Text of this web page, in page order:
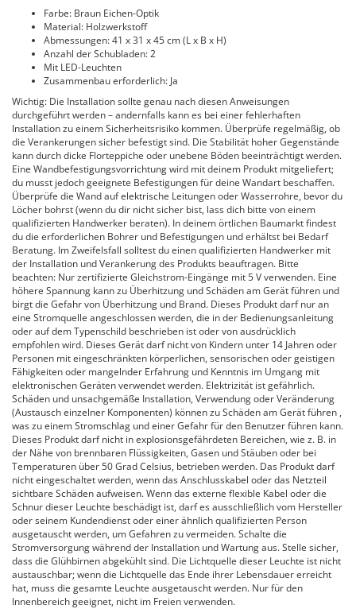
Farbe: Braun Eichen-Optik
Material: Holzwerkstoff
Abmessungen: 41 x 31 x 45 cm (L x B x H)
Anzahl der Schubladen: 2
Mit LED-Leuchten
Zusammenbau erforderlich: Ja
Wichtig: Die Installation sollte genau nach diesen Anweisungen
durchgeführt werden – andernfalls kann es bei einer fehlerhaften
Installation zu einem Sicherheitsrisiko kommen. Überprüfe regelmäßig, ob
die Verankerungen sicher befestigt sind. Die Stabilität hoher Gegenstände
kann durch dicke Florteppiche oder unebene Böden beeinträchtigt werden.
Eine Wandbefestigungsvorrichtung wird mit deinem Produkt mitgeliefert;
du musst jedoch geeignete Befestigungen für deine Wandart beschaffen.
Überprüfe die Wand auf elektrische Leitungen oder Wasserrohre, bevor du
Löcher bohrst (wenn du dir nicht sicher bist, lass dich bitte von einem
qualifizierten Handwerker beraten). In deinem örtlichen Baumarkt findest
du die erforderlichen Bohrer und Befestigungen und erhältst bei Bedarf
Beratung. Im Zweifelsfall solltest du einen qualifizierten Handwerker mit
der Installation und Verankerung des Produkts beauftragen. Bitte
beachten: Nur zertifizierte Gleichstrom-Eingänge mit 5 V verwenden. Eine
höhere Spannung kann zu Überhitzung und Schäden am Gerät führen und
birgt die Gefahr von Überhitzung und Brand. Dieses Produkt darf nur an
eine Stromquelle angeschlossen werden, die in der Bedienungsanleitung
oder auf dem Typenschild beschrieben ist oder von ausdrücklich
empfohlen wird. Dieses Gerät darf nicht von Kindern unter 14 Jahren oder
Personen mit eingeschränkten körperlichen, sensorischen oder geistigen
Fähigkeiten oder mangelnder Erfahrung und Kenntnis im Umgang mit
elektronischen Geräten verwendet werden. Elektrizität ist gefährlich.
Schäden und unsachgemäße Installation, Verwendung oder Veränderung
(Austausch einzelner Komponenten) können zu Schäden am Gerät führen ,
was zu einem Stromschlag und einer Gefahr für den Benutzer führen kann.
Dieses Produkt darf nicht in explosionsgefährdeten Bereichen, wie z. B. in
der Nähe von brennbaren Flüssigkeiten, Gasen und Stäuben oder bei
Temperaturen über 50 Grad Celsius, betrieben werden. Das Produkt darf
nicht eingeschaltet werden, wenn das Anschlusskabel oder das Netzteil
sichtbare Schäden aufweisen. Wenn das externe flexible Kabel oder die
Schnur dieser Leuchte beschädigt ist, darf es ausschließlich vom Hersteller
oder seinem Kundendienst oder einer ähnlich qualifizierten Person
ausgetauscht werden, um Gefahren zu vermeiden. Schalte die
Stromversorgung während der Installation und Wartung aus. Stelle sicher,
dass die Glühbirnen abgekühlt sind. Die Lichtquelle dieser Leuchte ist nicht
austauschbar; wenn die Lichtquelle das Ende ihrer Lebensdauer erreicht
hat, muss die gesamte Leuchte ausgetauscht werden. Nur für den
Innenbereich geeignet, nicht im Freien verwenden.